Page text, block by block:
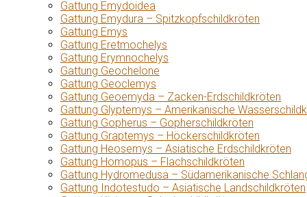
Gattung Emydoidea
Gattung Emydura – Spitzkopfschildkröten
Gattung Emys
Gattung Eretmochelys
Gattung Erymnochelys
Gattung Geochelone
Gattung Geoclemys
Gattung Geoemyda – Zacken-Erdschildkröten
Gattung Glyptemys – Amerikanische
Gattung Gopherus – Gopherschildkröten
Gattung Graptemys – Höckerschildkröten
Gattung Heosemys – Asiatische Erdschildkröten
Gattung Homopus – Flachschildkröten
Gattung Hydromedusa – Südamerikanische
Gattung Indotestudo – Asiatische Landschildkröten